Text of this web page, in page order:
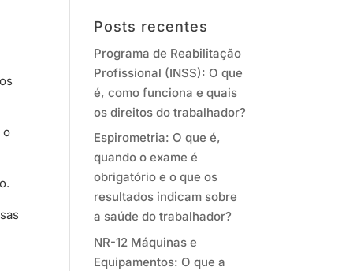
o
Posts recentes
Programa de Reabilitação
Profissional (INSS): O que
é, como funciona e quais
os direitos do trabalhador?
Espirometria: O que é,
quando o exame é
obrigatório e o que os
resultados indicam sobre
a saúde do trabalhador?
NR-12 Máquinas e
Equipamentos: O que a